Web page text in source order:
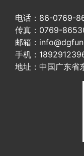
电话：86-0769-
传真：0769-
邮箱：
手机：
地址：中国广东省